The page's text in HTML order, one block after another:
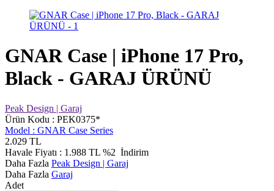
GNAR Case | iPhone 17 Pro,
Black - GARAJ ÜRÜNÜ
Peak Design | Garaj
Ürün Kodu : PEK0375*
Model : GNAR Case Series
2.029 TL
Havale Fiyatı : 1.988 TL %2 İndirim
Daha Fazla Peak Design | Garaj
Daha Fazla Garaj
Adet